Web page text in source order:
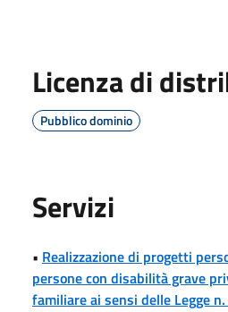
Licenza di
Pubblico dominio
Servizi
• Realizzazione di progetti
persone con disabilità grave
familiare ai sensi delle Legge